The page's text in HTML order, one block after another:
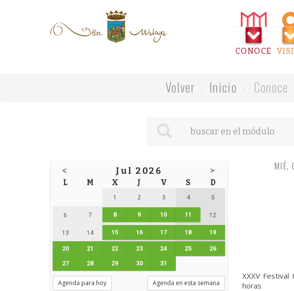
CONOCE
Volver Inicio Conoce
< Jul 2026 >
L M X J V S D
1 2 3 4 5
6 7 8 9 10 11 12
13 14 15 16 17 18 19
20 21 22 23 24 25 26
27 28 29 30 31
Agenda para hoy Agenda en esta semana
MIÉ,
XXXV
horas